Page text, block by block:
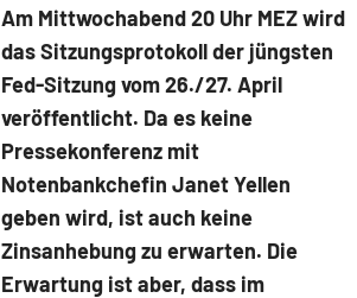
Am Mittwochabend 20 Uhr MEZ wird
das Sitzungsprotokoll der jüngsten
Fed-Sitzung vom 26./27. April
veröffentlicht. Da es keine
Pressekonferenz mit
Notenbankchefin Janet Yellen
geben wird, ist auch keine
Zinsanhebung zu erwarten. Die
Erwartung ist aber, dass im